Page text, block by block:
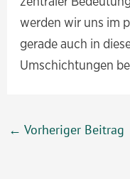
werden wir uns im
gerade auch in
Umschichtungen
Beitragsnavigation
← Vorheriger Beitrag